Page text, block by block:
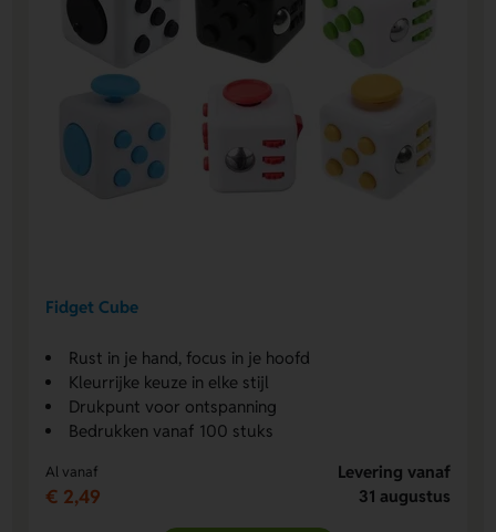
Fidget Cube
Rust in je hand, focus in je hoofd
Kleurrijke keuze in elke stijl
Drukpunt voor ontspanning
Bedrukken vanaf 100 stuks
Al vanaf
€ 2,49
Levering vanaf
31 augustus